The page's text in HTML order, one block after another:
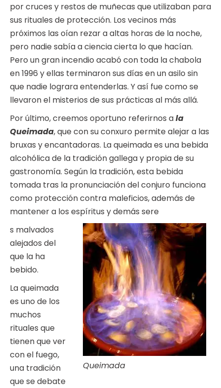
por cruces y restos de muñecas que utilizaban para
sus rituales de protección. Los vecinos más
próximos las oían rezar a altas horas de la noche,
pero nadie sabía a ciencia cierta lo que hacían.
Pero un gran incendio acabó con toda la chabola
en 1996 y ellas terminaron sus días en un asilo sin
que nadie lograra entenderlas. Y así fue como se
llevaron el misterios de sus prácticas al más allá.
Por último, creemos oportuno referirnos ala
Queimada, que con su conxuro permite alejar a las
bruxas y encantadoras. La queimada es una bebida
alcohólica de la tradición gallega y propia de su
gastronomía. Según la tradición, esta bebida
tomada tras la pronunciación del conjuro funciona
como protección contra maleficios, además de
mantener a los espíritus y demás sere
Queimada
s malvados
alejados del
que la ha
bebido.
La queimada
es uno de los
muchos
rituales que
tienen que ver
con el fuego,
una tradición
que se debate